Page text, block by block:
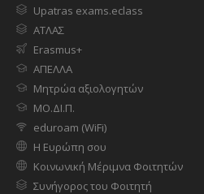
Upatras exams.eclass
ΑΤΛΑΣ
Erasmus+
ΑΠΕΛΛΑ
Μητρώα αξιολογητών
ΜΟ.ΔΙ.Π.
eduroam (WiFi)
Η Ευρώπη σου
Κοινωνική Μέριμνα Φοιτητών
Συνήγορος του Φοιτητή